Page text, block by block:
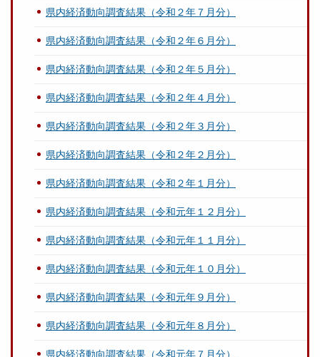
県内経済動向調査結果（令和２年７月分）
県内経済動向調査結果（令和２年６月分）
県内経済動向調査結果（令和２年５月分）
県内経済動向調査結果（令和２年４月分）
県内経済動向調査結果（令和２年３月分）
県内経済動向調査結果（令和２年２月分）
県内経済動向調査結果（令和２年１月分）
県内経済動向調査結果（令和元年１２月分）
県内経済動向調査結果（令和元年１１月分）
県内経済動向調査結果（令和元年１０月分）
県内経済動向調査結果（令和元年９月分）
県内経済動向調査結果（令和元年８月分）
県内経済動向調査結果（令和元年７月分）